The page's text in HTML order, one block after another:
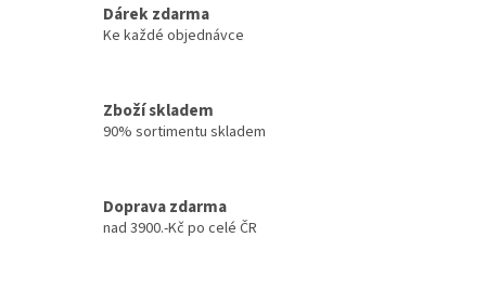
Dárek zdarma
Ke každé objednávce
Zboží skladem
90% sortimentu skladem
Doprava zdarma
nad 3900.-Kč po celé ČR